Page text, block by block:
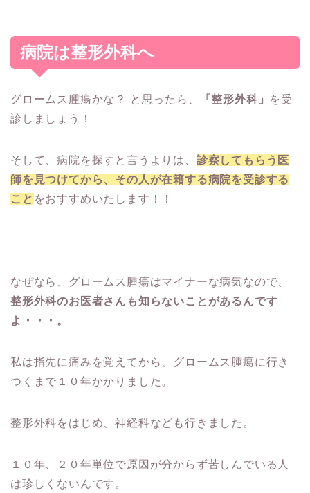
病院は整形外科へ
グロームス腫瘍かな？ と思ったら、 「整形外科」 を受
診しましょう！
そして、病院を探すと言うよりは、 診察してもらう医
師を見つけてから、 その人が在籍する病院を受診する
こと をおすすめいたします！！
なぜなら、グロームス腫瘍はマイナーな病気なので、
整形外科のお医者さんも知らないことがあるんです
よ・・・。
私は指先に痛みを覚えてから、グロームス腫瘍に行き
つくまで１０年かかりました。
整形外科をはじめ、神経科なども行きました。
１０年、２０年単位で原因が分からず苦しんでいる人
は珍しくないんです。